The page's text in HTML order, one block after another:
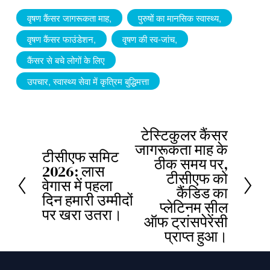
वृषण कैंसर जागरूकता माह,
पुरुषों का मानसिक स्वास्थ्य,
वृषण कैंसर फाउंडेशन,
वृषण की स्व-जांच,
कैंसर से बचे लोगों के लिए
उपचार, स्वास्थ्य सेवा में कृत्रिम बुद्धिमत्ता
प
ह
ले
का
टीसीएफ समिट
2026: लास
वेगास में पहला
दिन हमारी उम्मीदों
पर खरा उतरा।
अ
ग
टेस्टिकुलर कैंसर
जागरूकता माह के
ठीक समय पर,
टीसीएफ को
कैंडिड का
प्लेटिनम सील
ऑफ ट्रांसपेरेंसी
प्राप्त हुआ।